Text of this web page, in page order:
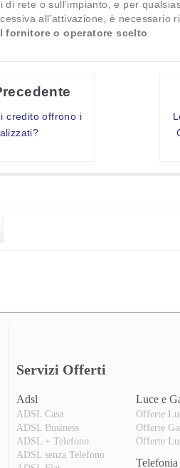
di rete o sull’impianto, e per
all’attivazione, è necessario
fornitore o operatore scelto.
credito offrono i
Servizi Offerti
Adsl
ADSL Casa
ADSL Business
ADSL + Telefono
ADSL senza Telefono
Luce e
Offerte
Offerte
Offerte